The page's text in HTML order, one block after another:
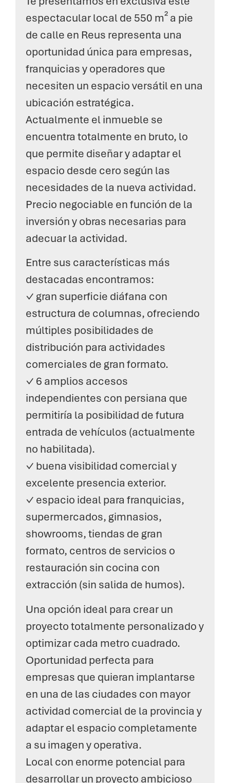
espectacular local de 550 m² a pie
de calle en Reus representa una
oportunidad única para empresas,
franquicias y operadores que
necesiten un espacio versátil en una
ubicación estratégica.
Actualmente el inmueble se
encuentra totalmente en bruto, lo
que permite diseñar y adaptar el
espacio desde cero según las
necesidades de la nueva actividad.
Precio negociable en función de la
inversión y obras necesarias para
adecuar la actividad.
Entre sus características más
destacadas encontramos:
✓ gran superficie diáfana con
estructura de columnas, ofreciendo
múltiples posibilidades de
distribución para actividades
comerciales de gran formato.
✓ 6 amplios accesos
independientes con persiana que
permitiría la posibilidad de futura
entrada de vehículos (actualmente
no habilitada).
✓ buena visibilidad comercial y
excelente presencia exterior.
✓ espacio ideal para franquicias,
supermercados, gimnasios,
showrooms, tiendas de gran
formato, centros de servicios o
restauración sin cocina con
extracción (sin salida de humos).
Una opción ideal para crear un
proyecto totalmente personalizado y
optimizar cada metro cuadrado.
Oportunidad perfecta para
empresas que quieran implantarse
en una de las ciudades con mayor
actividad comercial de la provincia y
adaptar el espacio completamente
a su imagen y operativa.
Local con enorme potencial para
desarrollar un proyecto ambicioso